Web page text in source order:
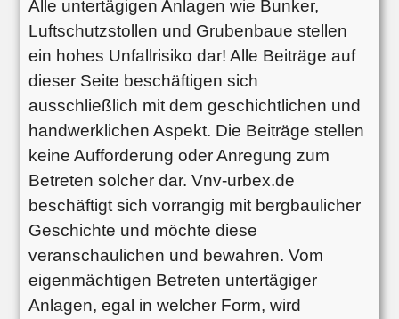
Alle untertägigen Anlagen wie Bunker,
Luftschutzstollen und Grubenbaue stellen
ein hohes Unfallrisiko dar! Alle Beiträge auf
dieser Seite beschäftigen sich
ausschließlich mit dem geschichtlichen und
handwerklichen Aspekt. Die Beiträge stellen
keine Aufforderung oder Anregung zum
Betreten solcher dar. Vnv-urbex.de
beschäftigt sich vorrangig mit bergbaulicher
Geschichte und möchte diese
veranschaulichen und bewahren. Vom
eigenmächtigen Betreten untertägiger
Anlagen, egal in welcher Form, wird